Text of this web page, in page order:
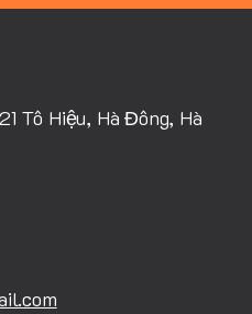
Tô Hiệu, Hà Đông, Hà